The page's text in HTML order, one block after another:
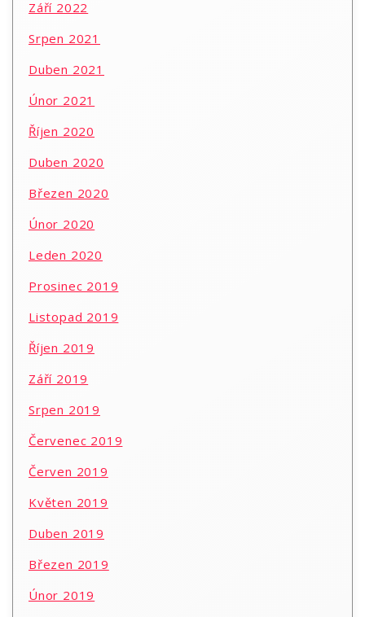
Září 2022
Srpen 2021
Duben 2021
Únor 2021
Říjen 2020
Duben 2020
Březen 2020
Únor 2020
Leden 2020
Prosinec 2019
Listopad 2019
Říjen 2019
Září 2019
Srpen 2019
Červenec 2019
Červen 2019
Květen 2019
Duben 2019
Březen 2019
Únor 2019